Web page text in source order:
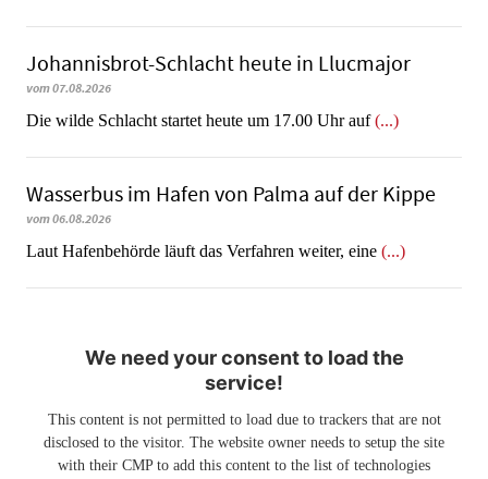
Johannisbrot-Schlacht heute in Llucmajor
vom 07.08.2026
Die wilde Schlacht startet heute um 17.00 Uhr auf(...)
Wasserbus im Hafen von Palma auf der Kippe
vom 06.08.2026
Laut Hafenbehörde läuft das Verfahren weiter, eine (...)
We need your consent to load the
service!
This content is not permitted to load due to trackers that are not
disclosed to the visitor. The website owner needs to setup the site
with their CMP to add this content to the list of technologies